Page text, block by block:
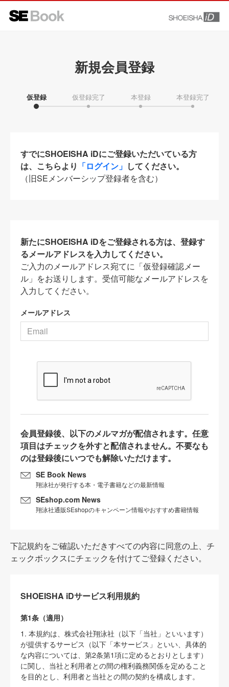
新規会員登録
仮登録 仮登録完了 本登録 本登録完了
すでにSHOEISHA iDにご登録いただいている方
は、こちらより 「ログイン」 してください。
（旧SEメンバーシップ登録者を含む）
新たにSHOEISHA iDをご登録される方は、登録す
るメールアドレスを入力してください。
ご入力のメールアドレス宛てに「仮登録確認メー
ル」をお送りします。受信可能なメールアドレスを
入力してください。
メールアドレス
会員登録後、以下のメルマガが配信されます。任意
項目はチェックを外すと配信されません。不要なも
のは登録後にいつでも解除いただけます。
SE Book News
翔泳社が発行する本・電子書籍などの最新情報
SEshop.com News
翔泳社通販SEshopのキャンペーン情報やおすすめ書籍情報
下記規約をご確認いただきすべての内容に同意の上、チ
ェックボックスにチェックを付けてご登録ください。
SHOEISHA iDサービス利用規約
第1条（適用）
1. 本規約は、株式会社翔泳社（以下「当社」といいます）
が提供するサービス（以下「本サービス」といい、具体的
な内容については、第2条第1項に定めるとおりとします）
に関し、当社と利用者との間の権利義務関係を定めること
を目的とし、利用者と当社との間の契約を構成します。